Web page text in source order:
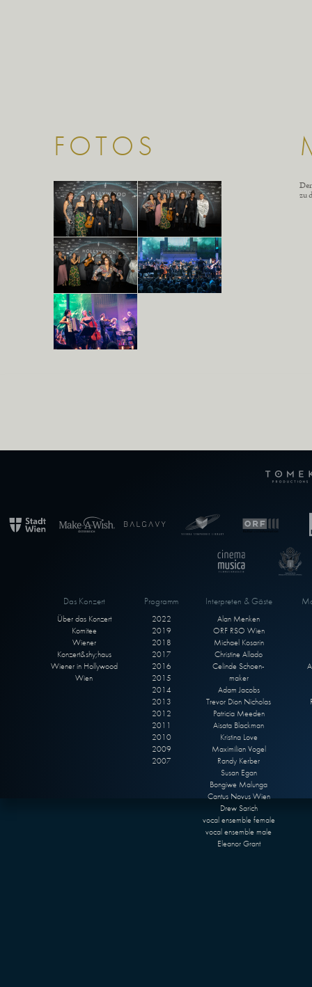
FOTOS
zu
Das Konzert
Über das Konzert
Komitee
Wiener
Konzert&shy;haus
Wiener in Hollywood
Wien
Programm
2022
2019
2018
2017
2016
2015
2014
2013
2012
2011
2010
2009
2007
Interpreten & Gäste
Alan Menken
ORF RSO Wien
Michael Kosarin
Christine Allado
Celinde Schoen-
maker
Adam Jacobs
Trevor Dion Nicholas
Patricia Meeden
Aisata Blackman
Kristina Love
Maximilian Vogel
Randy Kerber
Susan Egan
Bongiwe Malunga
Cantus Novus Wien
Drew Sarich
vocal ensemble female
vocal ensemble male
Eleanor Grant